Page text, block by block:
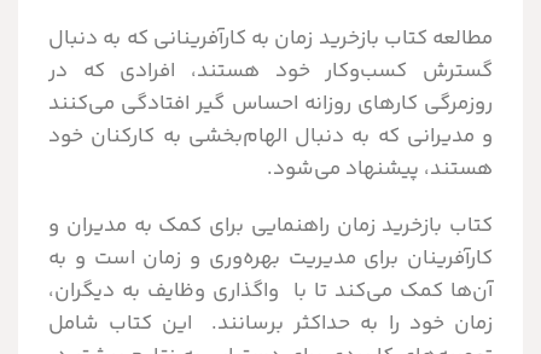
مطالعه کتاب بازخرید زمان به کارآفرینانی که به دنبال
گسترش کسب‌وکار خود هستند، افرادی که در
روزمرگی کارهای روزانه احساس گیر افتادگی می‌کنند
و مدیرانی که به دنبال الهام‌بخشی به کارکنان خود
هستند، پیشنهاد می‌شود.
کتاب بازخرید زمان راهنمایی برای کمک به مدیران و
کارآفرینان برای مدیریت بهره‌وری و زمان است و به
آن‌ها کمک می‌کند تا با واگذاری وظایف به دیگران،
زمان خود را به حداکثر برسانند. این کتاب شامل